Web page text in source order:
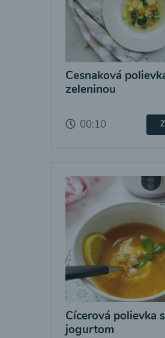
Cesnaková
zeleninou
00:10
Cícerová polievka s
jogurtom